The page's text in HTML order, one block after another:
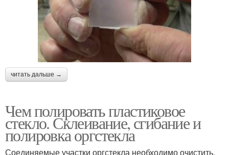
читать дальше →
Чем полировать пластиковое
стекло. Склеивание, сгибание и
полировка оргстекла
Соединяемые участки оргстекла необходимо очистить,